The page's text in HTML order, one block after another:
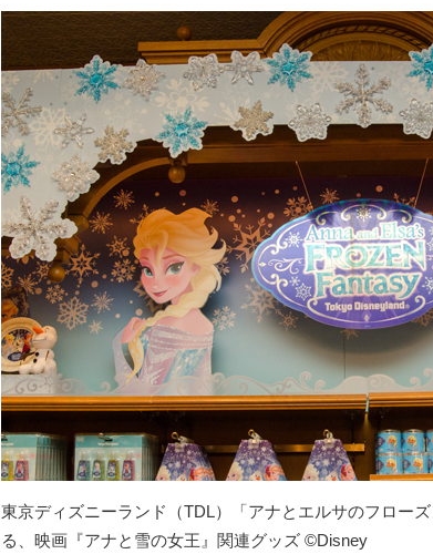
東京ディズニーランド（TDL）「アナとエルサのフロー
る、映画『アナと雪の女王』関連グッズ ©Disney